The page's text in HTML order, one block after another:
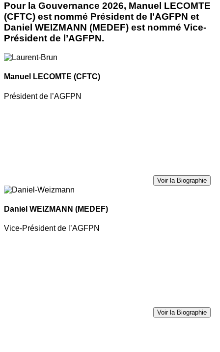
Pour la Gouvernance 2026, Manuel LECOMTE
(CFTC) est nommé Président de l’AGFPN et
Daniel WEIZMANN (MEDEF) est nommé Vice-
Président de l’AGFPN.
Manuel LECOMTE (CFTC)
Président de l’AGFPN
Voir la Biographie
Daniel WEIZMANN (MEDEF)
Vice-Président de l’AGFPN
Voir la Biographie